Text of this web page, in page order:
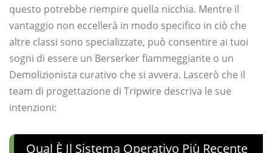
questo potrebbe riempire quella nicchia. Mentre il
vantaggio non eccellerà in modo specifico in ciò che
altre classi sono specializzate, può consentire ai tuoi
sogni di essere un Berserker fiammeggiante o un
Demolizionista curativo che si avvera. Lascerò che il
team di progettazione di Tripwire descriva le sue
intenzioni:
Qual È Il Sistema Operativo Più Recente